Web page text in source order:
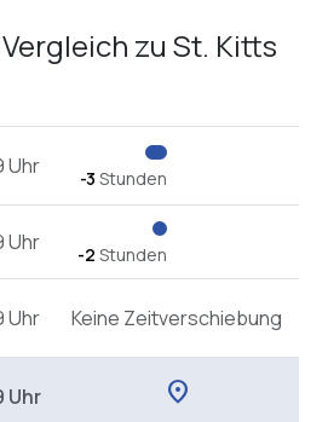
zu St. Kitts
Uhr -3 Stunden
Uhr -2 Stunden
Uhr Keine Zeitverschiebung
Uhr location_on